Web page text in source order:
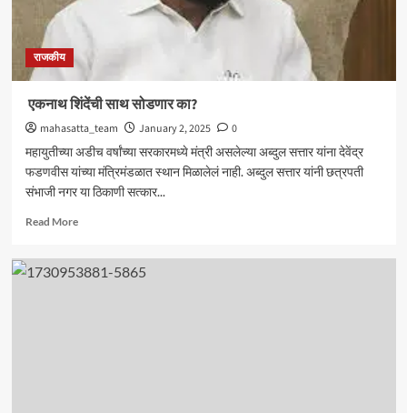
राजकीय
एकनाथ शिंदेंची साथ सोडणार का?
mahasatta_team January 2, 2025
0
महायुतीच्या अडीच वर्षांच्या सरकारमध्ये मंत्री असलेल्या अब्दुल सत्तार यांना देवेंद्र
फडणवीस यांच्या मंत्रिमंडळात स्थान मिळालेलं नाही. अब्दुल सत्तार यांनी छत्रपती
संभाजी नगर या ठिकाणी सत्कार...
Read MoreRead
एकनाथ